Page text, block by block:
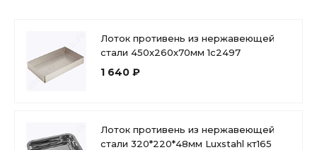
Лоток противень из нержавеющей
стали 450х260х70мм 1с2497
1 640 ₽
Лоток противень из нержавеющей
стали 320*220*48мм Luxstahl кт165